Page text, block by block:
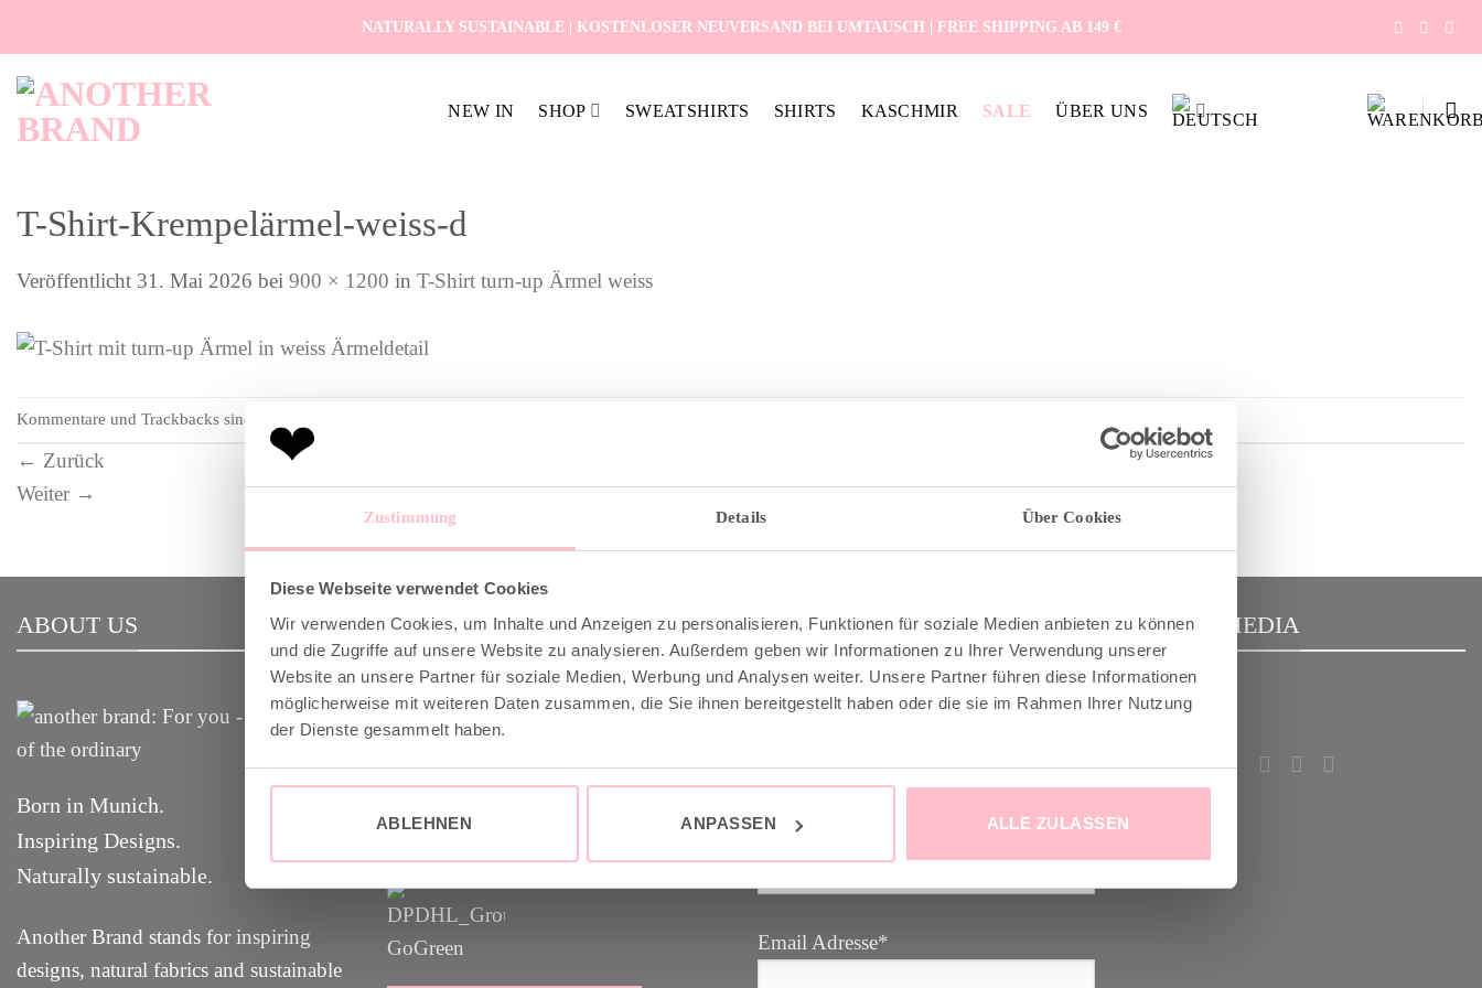
Zustimmung Details Über Cookies
Diese Webseite verwendet Cookies
Wir verwenden Cookies, um Inhalte und Anzeigen zu personalisieren, Funktionen für soziale Medien anbieten zu können
und die Zugriffe auf unsere Website zu analysieren. Außerdem geben wir Informationen zu Ihrer Verwendung unserer
Website an unsere Partner für soziale Medien, Werbung und Analysen weiter. Unsere Partner führen diese Informationen
möglicherweise mit weiteren Daten zusammen, die Sie ihnen bereitgestellt haben oder die sie im Rahmen Ihrer Nutzung
der Dienste gesammelt haben.
ABLEHNEN ANPASSEN ALLE ZULASSEN
springen
NATURALLY SUSTAINABLE | KOSTENLOSER NEUVERSAND BEI UMTAUSCH | FREE SHIPPING AB 149 €
NEW IN SHOP SWEATSHIRTS SHIRTS KASCHMIR SALE ÜBER UNS
T-Shirt-Krempelärmel-weiss-d
Veröffentlicht 31. Mai 2026 bei 900 × 1200 in T-Shirt turn-up Ärmel weiss
Kommentare und Trackbacks sind derzeit geschlossen.
← Zurück
Weiter →
ABOUT US
Born in Munich.
Inspiring Designs.
Naturally sustainable.
Another Brand stands for inspiring
designs, natural fabrics and sustainable
VERSAND & INFO
✓ Versandkostenfrei ab 149€
GoGreen
✓ Lieferun
GOOD-NEWS-LETTER
Melde dich an zu unserem Good-News-
nächsten Einkauf. YEAH!
Vorname
Email Adresse*
SOCIAL MEDIA